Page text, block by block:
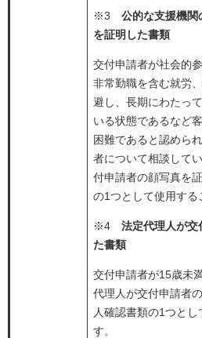
​※3 公的な支援機関
を証明した書類
交付申請者が社会的
非常勤職を含む就労
避し、長期にわたっ
いる状態であるなど
困難であると認めら
者について相談して
付申請者の顔写真を
の1つとして使用する
※4 法定代理人が交
た書類
交付申請者が15歳未
代理人が交付申請者
人確認書類の1つと
す。